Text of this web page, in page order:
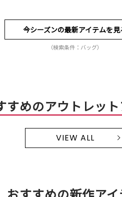
今シーズンの最新アイテムを見
（検索条件：バッグ）
すめのアウトレッ
VIEW ALL